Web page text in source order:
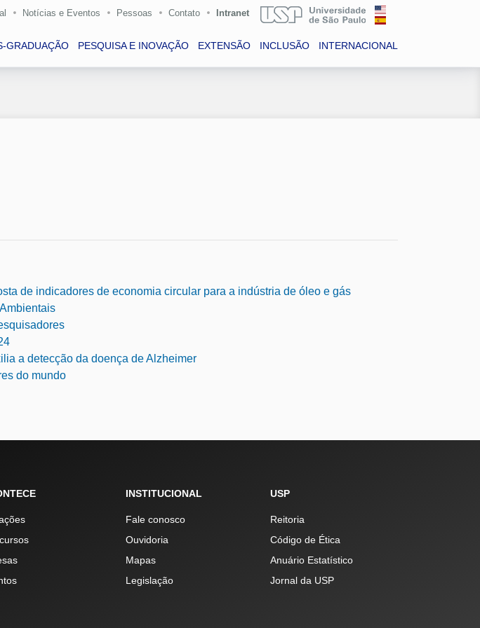
Notícias e Eventos Pessoas Contato Intranet
GRADUAÇÃO PESQUISA E INOVAÇÃO EXTENSÃO INCLUSÃO INTERNACIONAL
de indicadores de economia circular para a indústria de óleo e gás
a detecção da doença de Alzheimer
do mundo
INSTITUCIONAL
Fale conosco
Ouvidoria
Mapas
Legislação
USP
Reitoria
Código de Ética
Anuário Estatístico
Jornal da USP